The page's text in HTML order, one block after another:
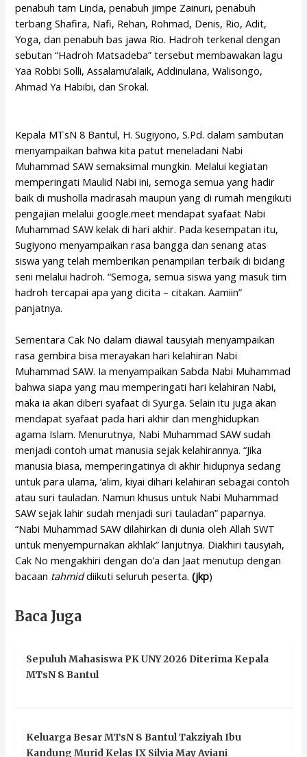
penabuh tam Linda, penabuh jimpe Zainuri, penabuh
terbang Shafira, Nafi, Rehan, Rohmad, Denis, Rio, Adit,
Yoga, dan penabuh bas jawa Rio. Hadroh terkenal dengan
sebutan “Hadroh Matsadeba” tersebut membawakan lagu
Yaa Robbi Solli, Assalamu’alaik, Addinulana, Walisongo,
Ahmad Ya Habibi, dan Srokal.
Kepala MTsN 8 Bantul, H. Sugiyono, S.Pd. dalam sambutan
menyampaikan bahwa kita patut meneladani Nabi
Muhammad SAW semaksimal mungkin. Melalui kegiatan
memperingati Maulid Nabi ini, semoga semua yang hadir
baik di musholla madrasah maupun yang di rumah mengikuti
pengajian melalui google.meet mendapat syafaat Nabi
Muhammad SAW kelak di hari akhir. Pada kesempatan itu,
Sugiyono menyampaikan rasa bangga dan senang atas
siswa yang telah memberikan penampilan terbaik di bidang
seni melalui hadroh. “Semoga, semua siswa yang masuk tim
hadroh tercapai apa yang dicita – citakan. Aamiin”
panjatnya.
Sementara Cak No dalam diawal tausyiah menyampaikan
rasa gembira bisa merayakan hari kelahiran Nabi
Muhammad SAW. Ia menyampaikan Sabda Nabi Muhammad
bahwa siapa yang mau memperingati hari kelahiran Nabi,
maka ia akan diberi syafaat di Syurga. Selain itu juga akan
mendapat syafaat pada hari akhir dan menghidupkan
agama Islam. Menurutnya, Nabi Muhammad SAW sudah
menjadi contoh umat manusia sejak kelahirannya. “Jika
manusia biasa, memperingatinya di akhir hidupnya sedang
untuk para ulama, ‘alim, kiyai dihari kelahiran sebagai contoh
atau suri tauladan. Namun khusus untuk Nabi Muhammad
SAW sejak lahir sudah menjadi suri tauladan” paparnya.
“Nabi Muhammad SAW dilahirkan di dunia oleh Allah SWT
untuk menyempurnakan akhlak” lanjutnya. Diakhiri tausyiah,
Cak No mengakhiri dengan do’a dan Jaat menutup dengan
bacaan tahmiddiikuti seluruh peserta.(jkp)
Baca Juga
Sepuluh Mahasiswa PK UNY 2026 Diterima Kepala
MTsN 8 Bantul
Keluarga Besar MTsN 8 Bantul Takziyah Ibu
Kandung Murid Kelas IX Silvia May Aviani